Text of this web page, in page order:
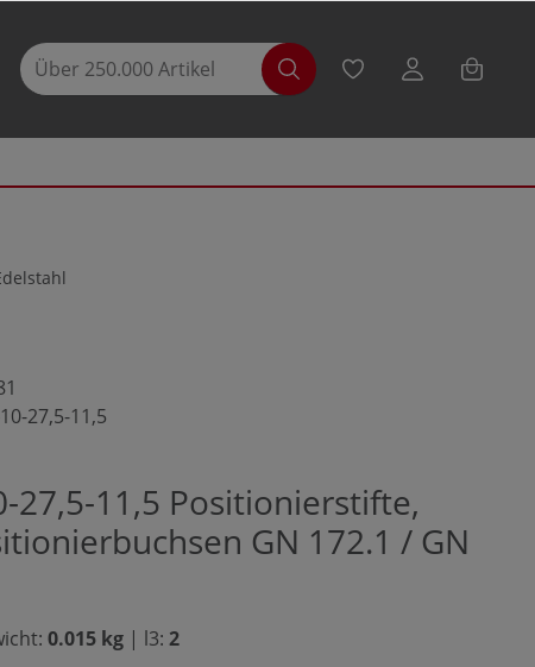
27,5-11,5
27,5-11,5 Positionierstifte,
GN 172.1 / GN
0.015 kg | l3: 2